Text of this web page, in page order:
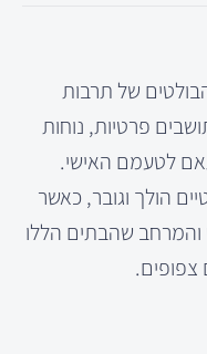
של תרבות
פרטיות, נוחות
לטעמם האישי.
הולך וגובר, כאשר
שהבתים הללו
צפופים.